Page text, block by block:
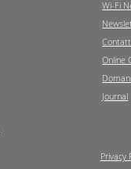
Wi-Fi
Online
Journal
Privacy